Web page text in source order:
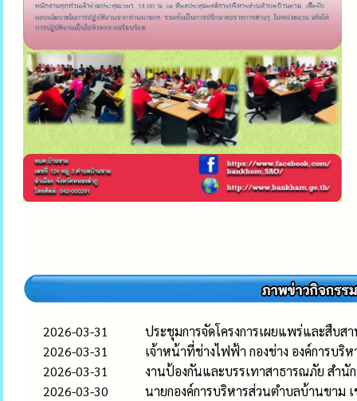
2026-03-31
ประชุมการจัดโครงการเผยแพร่และสื
2026-03-31
เจ้าหน้าที่ช่างไฟฟ้า กองช่าง องค์การบ
2026-03-31
งานป้องกันและบรรเทาสาธารณภัย สำ
2026-03-30
นายกองค์การบริหารส่วนตำบลบ้านขาม